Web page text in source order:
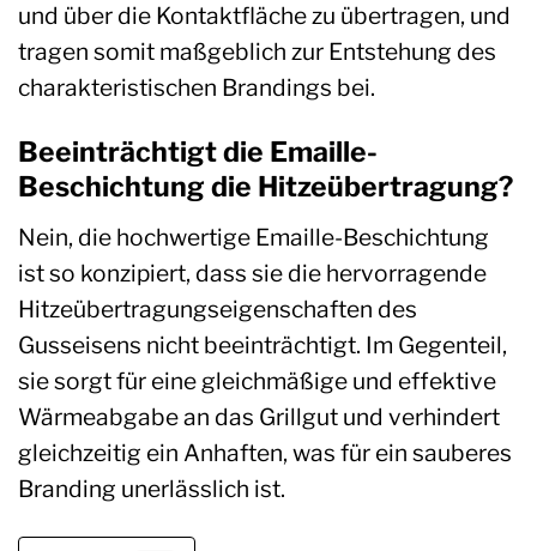
und über die Kontaktfläche zu übertragen, und
tragen somit maßgeblich zur Entstehung des
charakteristischen Brandings bei.
Beeinträchtigt die Emaille-
Beschichtung die Hitzeübertragung?
Nein, die hochwertige Emaille-Beschichtung
ist so konzipiert, dass sie die hervorragende
Hitzeübertragungseigenschaften des
Gusseisens nicht beeinträchtigt. Im Gegenteil,
sie sorgt für eine gleichmäßige und effektive
Wärmeabgabe an das Grillgut und verhindert
gleichzeitig ein Anhaften, was für ein sauberes
Branding unerlässlich ist.